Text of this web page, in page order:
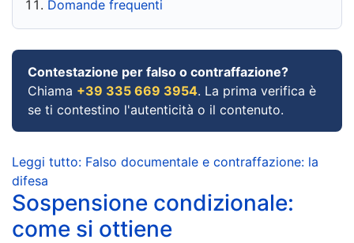
Domande frequenti
Contestazione per falso o contraffazione?
Chiama +39 335 669 3954. La prima verifica è
se ti contestino l'autenticità o il contenuto.
Leggi tutto: Falso documentale e contraffazione: la
difesa
Sospensione condizionale:
come si ottiene